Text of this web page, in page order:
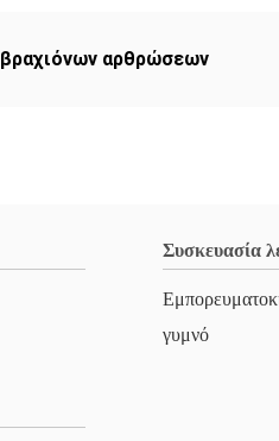
αρθρώσεων
Συσκευασία
γυμνό